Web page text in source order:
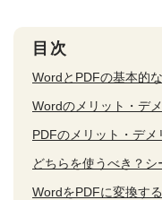
目次
WordとPDFの基本的
Wordのメリット・デ
PDFのメリット・デメ
どちらを使うべき？
WordをPDFに変換す